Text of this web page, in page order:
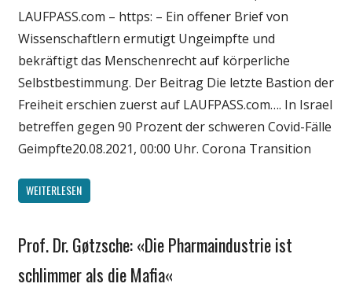
Wirtschaft
Wissenschaft
LAUFPASS.com – https: – Ein offener Brief von
Wissenschaftlern ermutigt Ungeimpfte und
bekräftigt das Menschenrecht auf körperliche
Selbstbestimmung. Der Beitrag Die letzte Bastion der
Freiheit erschien zuerst auf LAUFPASS.com…. In Israel
betreffen gegen 90 Prozent der schweren Covid-Fälle
Geimpfte20.08.2021, 00:00 Uhr. Corona Transition
WEITERLESEN
Gesellschaft
Prof. Dr. Gøtzsche: «Die Pharmaindustrie ist
schlimmer als die Mafia«